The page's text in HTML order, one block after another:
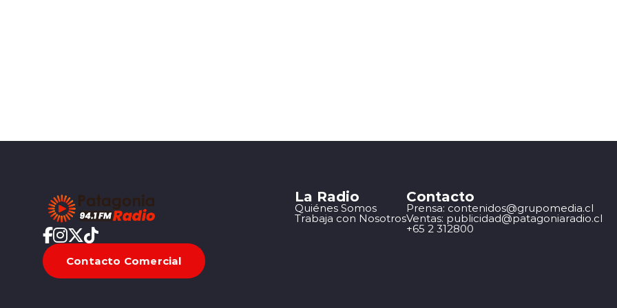
Contacto Comercial
La Radio
Quiénes Somos
Trabaja con Nosotros
Contacto
Prensa: contenidos@grupomedia.cl
Ventas: publicidad@patagoniaradio.cl
+65 2 312800